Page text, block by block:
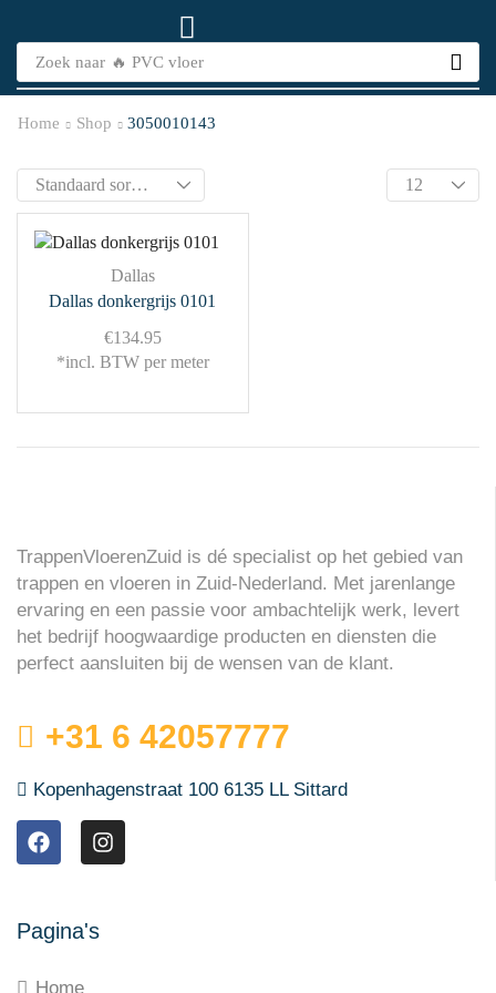
Zoek naar 🔥 PVC vloer
Home Shop 3050010143
Dallas
Dallas donkergrijs 0101
€134.95
*incl. BTW per meter
TrappenVloerenZuid is dé specialist op het gebied van
trappen en vloeren in Zuid-Nederland. Met jarenlange
ervaring en een passie voor ambachtelijk werk, levert
het bedrijf hoogwaardige producten en diensten die
perfect aansluiten bij de wensen van de klant.
+31 6 42057777
Kopenhagenstraat 100 6135 LL Sittard
Pagina's
Home